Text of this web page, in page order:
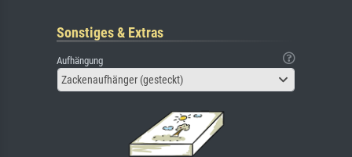
Sonstiges & Extras
Aufhängung
Zackenaufhänger (gesteckt)